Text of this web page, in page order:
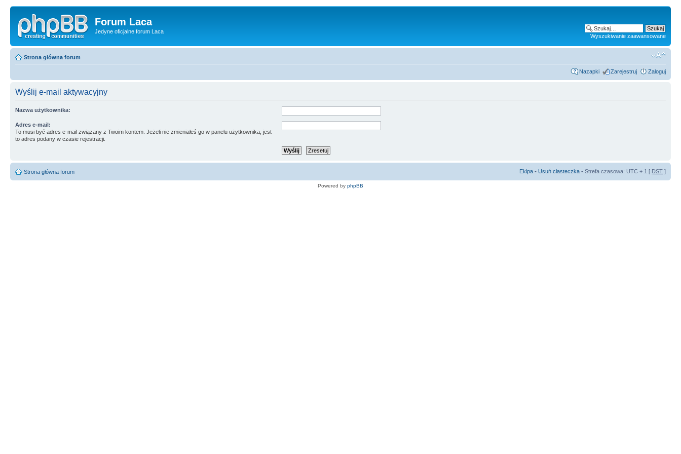
Forum Laca
Jedyne oficjalne forum Laca
Wyszukiwanie zaawansowane
Strona główna forum
Nazapki Zarejestruj Zaloguj
Wyślij e-mail aktywacyjny
Nazwa użytkownika:
Adres e-mail:
To musi być adres e-mail związany z Twoim kontem. Jeżeli nie zmieniałeś go w panelu użytkownika, jest
to adres podany w czasie rejestracji.
Strona główna forum Ekipa • Usuń ciasteczka • Strefa czasowa: UTC + 1 [ DST ]
Powered by phpBB